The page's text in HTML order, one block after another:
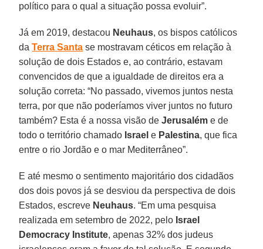
político para o qual a situação possa evoluir”.
Já em 2019, destacou Neuhaus, os bispos católicos
daTerra Santa se mostravam céticos em relação à
solução de dois Estados e, ao contrário, estavam
convencidos de que a igualdade de direitos era a
solução correta: “No passado, vivemos juntos nesta
terra, por que não poderíamos viver juntos no futuro
também? Esta é a nossa visão deJerusalém e de
todo o território chamado Israel e Palestina, que fica
entre o rio Jordão e o mar Mediterrâneo”.
E até mesmo o sentimento majoritário dos cidadãos
dos dois povos já se desviou da perspectiva de dois
Estados, escreve Neuhaus. “Em uma pesquisa
realizada em setembro de 2022, pelo Israel
Democracy Institute, apenas 32% dos judeus